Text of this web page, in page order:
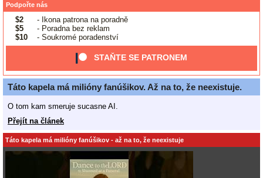
Podpořte nás
$2
- Ikona patrona na poradně
$5
- Poradna bez reklam
$10
- Soukromé poradenství
STAŇTE SE PATRONEM
Táto kapela má milióny fanúšikov. Až na to, že neexistuje.
O tom kam smeruje sucasne AI.
Přejít na článek
Táto kapela má milióny fanúšikov - až na to, že neexistuje